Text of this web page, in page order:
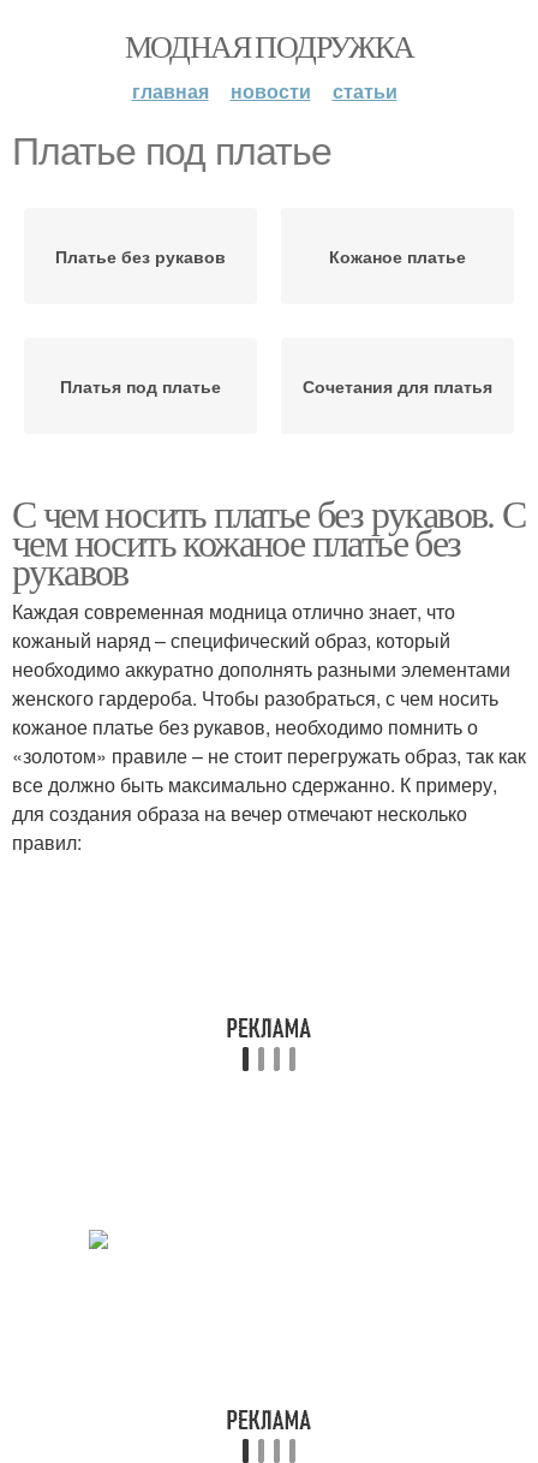
МОДНАЯ ПОДРУЖКА
главная новости статьи
Платье под платье
Платье без рукавов Кожаное платье
Платья под платье Сочетания для платья
С чем носить платье без рукавов. С
чем носить кожаное платье без
рукавов
Каждая современная модница отлично знает, что
кожаный наряд – специфический образ, который
необходимо аккуратно дополнять разными элементами
женского гардероба. Чтобы разобраться, с чем носить
кожаное платье без рукавов, необходимо помнить о
«золотом» правиле – не стоит перегружать образ, так как
все должно быть максимально сдержанно. К примеру,
для создания образа на вечер отмечают несколько
правил: